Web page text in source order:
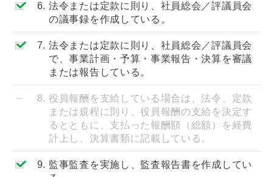
6. 法令または定款に則り、社員総会／評議員会
の議事録を作成している。
7. 法令または定款に則り、社員総会／評議員会
で、事業計画・予算・事業報告・決算を審議
または報告している。
8. 役員報酬を支給している場合は、法令、定款
または規程に則り、役員報酬の支給を決定す
るとともに、支払った報酬額（総額）を経費
計上し、決算書類に記載している。
9. 監事監査を実施し、監査報告書を作成してい